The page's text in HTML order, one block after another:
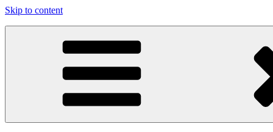
Skip to content
gawlicksgedanke